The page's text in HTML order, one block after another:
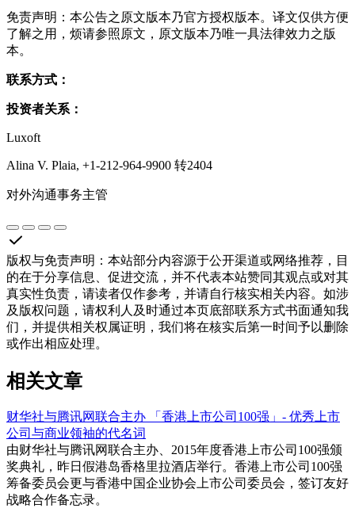
免责声明：本公告之原文版本乃官方授权版本。译文仅供方便
了解之用，烦请参照原文，原文版本乃唯一具法律效力之版
本。
联系方式：
投资者关系：
Luxoft
Alina V. Plaia, +1-212-964-9900 转2404
对外沟通事务主管
版权与免责声明 ： 本站部分内容源于公开渠道或网络推荐，目
的在于分享信息、促进交流，并不代表本站赞同其观点或对其
真实性负责，请读者仅作参考，并请自行核实相关内容。如涉
及版权问题，请权利人及时通过本页底部联系方式书面通知我
们，并提供相关权属证明，我们将在核实后第一时间予以删除
或作出相应处理。
相关文章
财华社与腾讯网联合主办 「香港上市公司100强」- 优秀上市
公司与商业领袖的代名词
由财华社与腾讯网联合主办、2015年度香港上市公司100强颁
奖典礼，昨日假港岛香格里拉酒店举行。香港上市公司100强
筹备委员会更与香港中国企业协会上市公司委员会，签订友好
战略合作备忘录。